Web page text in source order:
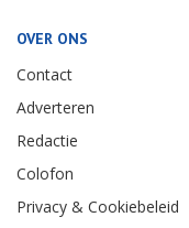
OVER ONS
Contact
Adverteren
Redactie
Colofon
Privacy & Cookiebeleid